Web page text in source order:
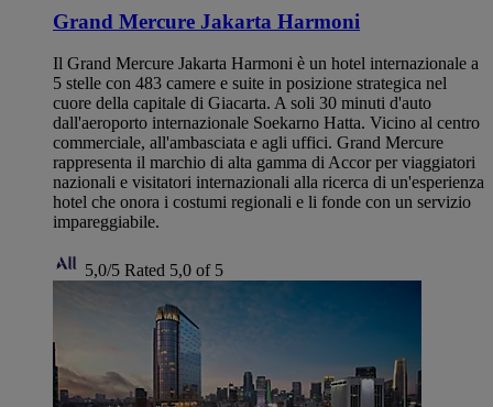
Grand Mercure Jakarta Harmoni
Il Grand Mercure Jakarta Harmoni è un hotel internazionale a
5 stelle con 483 camere e suite in posizione strategica nel
cuore della capitale di Giacarta. A soli 30 minuti d'auto
dall'aeroporto internazionale Soekarno Hatta. Vicino al centro
commerciale, all'ambasciata e agli uffici. Grand Mercure
rappresenta il marchio di alta gamma di Accor per viaggiatori
nazionali e visitatori internazionali alla ricerca di un'esperienza
hotel che onora i costumi regionali e li fonde con un servizio
impareggiabile.
5,0/5 Rated 5,0 of 5